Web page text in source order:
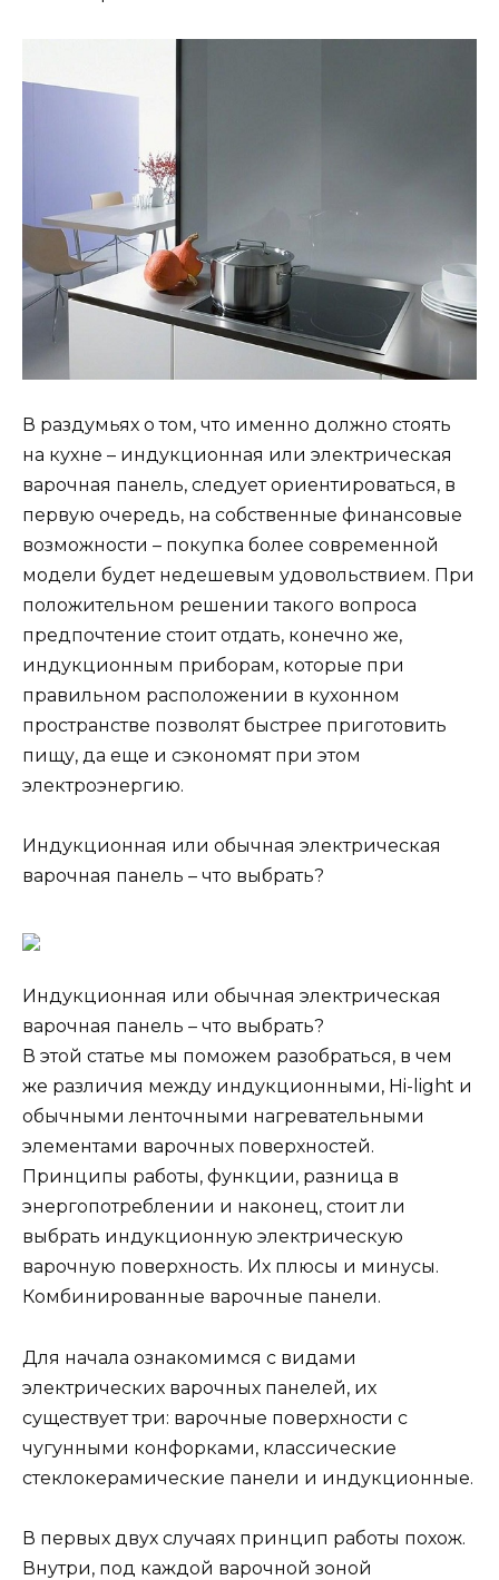
В раздумьях о том, что именно должно стоять
на кухне – индукционная или электрическая
варочная панель, следует ориентироваться, в
первую очередь, на собственные финансовые
возможности – покупка более современной
модели будет недешевым удовольствием. При
положительном решении такого вопроса
предпочтение стоит отдать, конечно же,
индукционным приборам, которые при
правильном расположении в кухонном
пространстве позволят быстрее приготовить
пищу, да еще и сэкономят при этом
электроэнергию.
Индукционная или обычная электрическая
варочная панель – что выбрать?
Индукционная или обычная электрическая
варочная панель – что выбрать?
В этой статье мы поможем разобраться, в чем
же различия между индукционными, Hi-light и
обычными ленточными нагревательными
элементами варочных поверхностей.
Принципы работы, функции, разница в
энергопотреблении и наконец, стоит ли
выбрать индукционную электрическую
варочную поверхность. Их плюсы и минусы.
Комбинированные варочные панели.
Для начала ознакомимся с видами
электрических варочных панелей, их
существует три: варочные поверхности с
чугунными конфорками, классические
стеклокерамические панели и индукционные.
В первых двух случаях принцип работы похож.
Внутри, под каждой варочной зоной